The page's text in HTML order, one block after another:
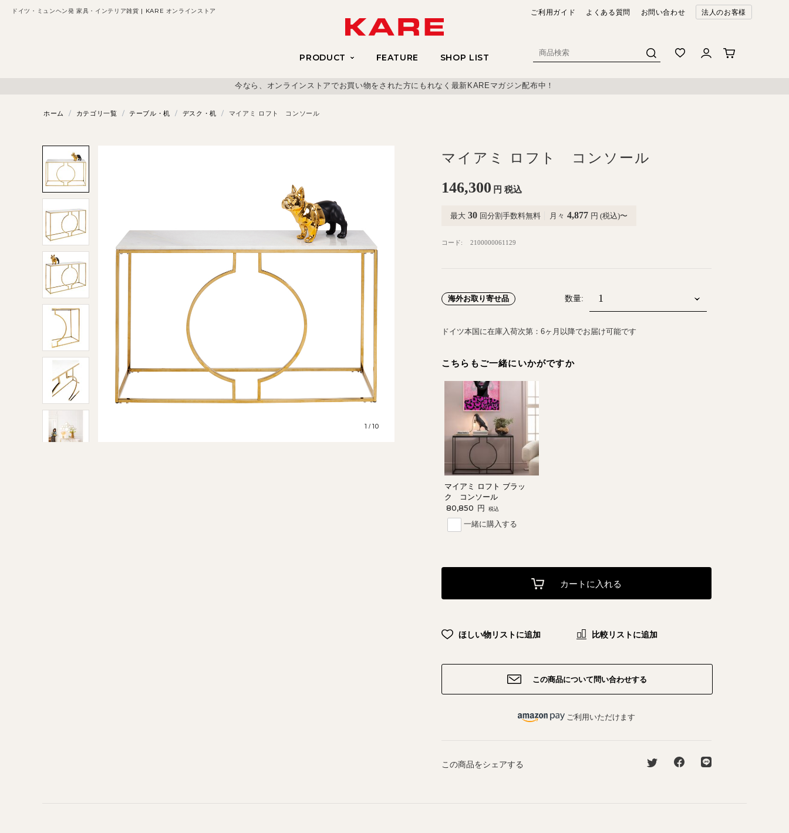
ドイツ・ミュンヘン発 家具・インテリア雑貨 | KARE オンラインストア ご利用ガイド よくある質問 お問い合わせ 法人のお客様
PRODUCT FEATURE SHOP LIST
今なら、オンラインストアでお買い物をされた方にもれなく最新KAREマガジン配布中！
ホーム / カテゴリ一覧 / テーブル・机 / デスク・机 / マイアミ ロフト コンソール
1 / 10
マイアミ ロフト コンソール
146,300 円 税込
最大 30 回分割手数料無料 月々 4,877 円 (税込)〜
コード: 2100000061129
海外お取り寄せ品 数量:
ドイツ本国に在庫入荷次第：6ヶ月以降でお届け可能です
こちらもご一緒にいかがですか
マイアミ ロフト ブラッ
ク コンソール
80,850 円 税込
一緒に購入する
カートに入れる
ほしい物リストに追加 比較リストに追加
この商品について問い合わせする
ご利用いただけます
この商品をシェアする